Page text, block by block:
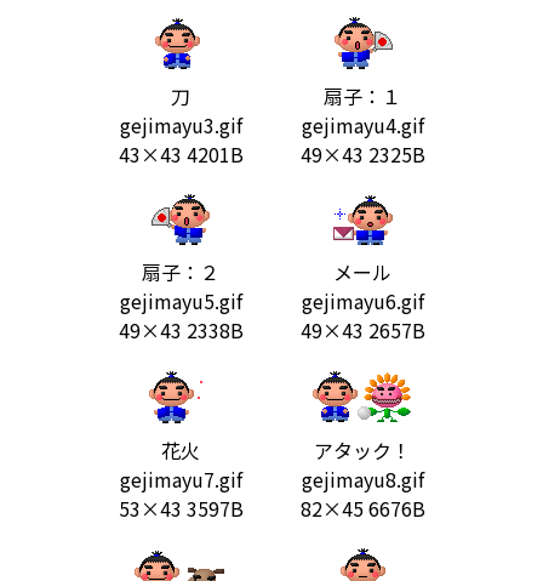
刀
gejimayu3.gif
43×43 4201B
扇子：１
gejimayu4.gif
49×43 2325B
扇子：２
gejimayu5.gif
49×43 2338B
メール
gejimayu6.gif
49×43 2657B
花火
gejimayu7.gif
53×43 3597B
アタック！
gejimayu8.gif
82×45 6676B